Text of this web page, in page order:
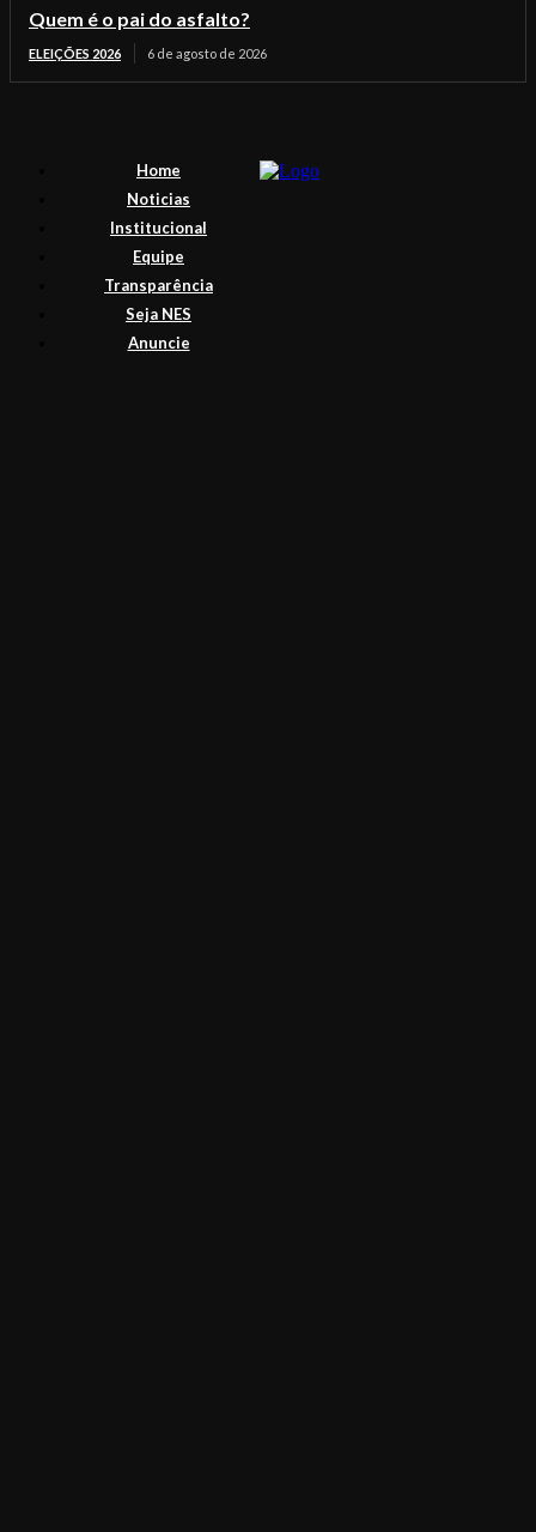
Quem é o pai do asfalto?
ELEIÇÕES 2026 6 de agosto de 2026
Home
Noticias
Institucional
Equipe
Transparência
Seja NES
Anuncie